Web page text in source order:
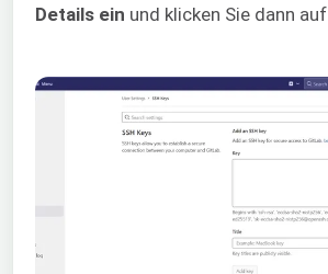
Details ein und klicken Sie dann auf